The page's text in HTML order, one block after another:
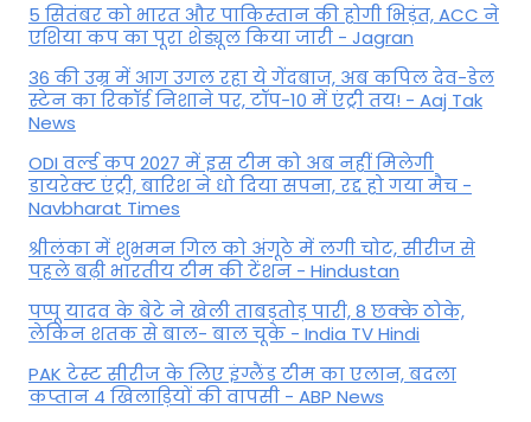
5 सितंबर को भारत और पाकिस्‍तान की होगी भिड़ंत, ACC ने
एशिया कप का पूरा शेड्यूल किया जारी - Jagran
36 की उम्र में आग उगल रहा ये गेंदबाज, अब कपिल देव-डेल
स्टेन का रिकॉर्ड निशाने पर, टॉप-10 में एंट्री तय! - Aaj Tak
News
ODI वर्ल्ड कप 2027 में इस टीम को अब नहीं मिलेगी
डायरेक्ट एंट्री, बारिश ने धो दिया सपना, रद्द हो गया मैच -
Navbharat Times
श्रीलंका में शुभमन गिल को अंगूठे में लगी चोट, सीरीज से
पहले बढ़ी भारतीय टीम की टेंशन - Hindustan
पप्पू यादव के बेटे ने खेली ताबड़तोड़ पारी, 8 छक्के ठोके,
लेकिन शतक से बाल- बाल चूके - India TV Hindi
PAK टेस्ट सीरीज के लिए इंग्लैंड टीम का एलान, बदला
कप्तान 4 खिलाड़ियों की वापसी - ABP News